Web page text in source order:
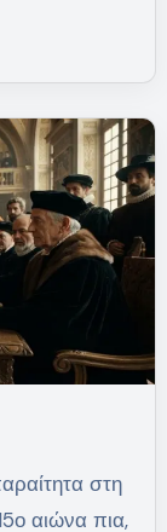
αιώνα πια,